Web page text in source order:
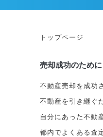
トップページ
売却成功のために
不動産売却を成功
不動産を引き継ぐ
自分にあった不動
都内でよくある査